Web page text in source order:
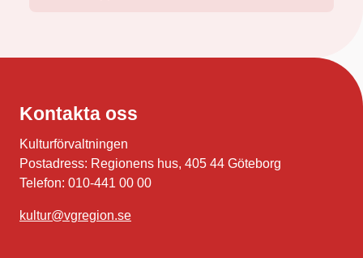
Kontakta oss
Kulturförvaltningen
Postadress: Regionens hus, 405 44 Göteborg
Telefon: 010-441 00 00
kultur@vgregion.se